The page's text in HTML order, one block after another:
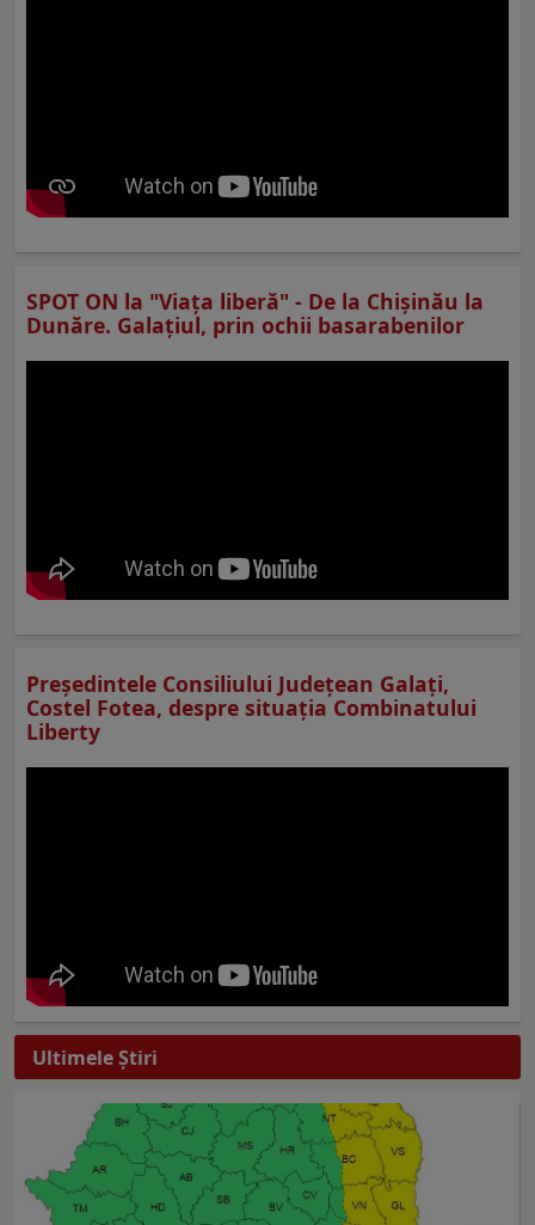
SPOT ON la "Viaţa liberă" - De la Chișinău la
Dunăre. Galațiul, prin ochii basarabenilor
Preşedintele Consiliului Judeţean Galaţi,
Costel Fotea, despre situaţia Combinatului
Liberty
Ultimele Ştiri